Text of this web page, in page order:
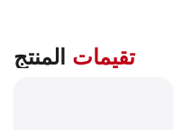
تقيمات المنتج